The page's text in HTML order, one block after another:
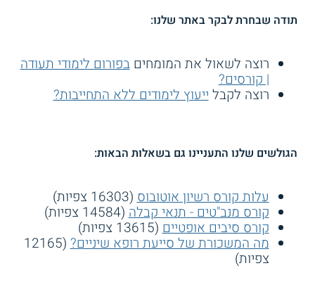
תודה שבחרת לבקר באתר שלנו:
רוצה לשאול את המומחיםבפורום לימודי תעודה
| קורסים?
רוצה לקבלייעוץ לימודים ללא התחייבות?
הגולשים שלנו התעניינו גם בשאלות הבאות:
עלות קורס רשיון אוטובוס(16303 צפיות)
קורס מנב"טים - תנאי קבלה(14584 צפיות)
קורס סיבים אופטיים(13615 צפיות)
מה המשכורת של סייעת רופא שיניים? (12165
צפיות)